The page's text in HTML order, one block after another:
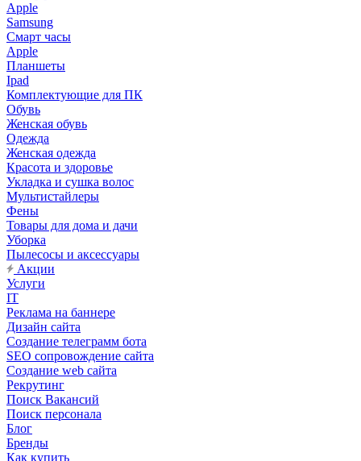
Apple
Samsung
Смарт часы
Apple
Планшеты
Ipad
Комплектующие для ПК
Обувь
Женская обувь
Одежда
Женская одежда
Красота и здоровье
Укладка и сушка волос
Мультистайлеры
Фены
Товары для дома и дачи
Уборка
Пылесосы и аксессуары
Акции
Услуги
IT
Реклама на баннере
Дизайн сайта
Создание телеграмм бота
SEO сопровождение сайта
Создание web сайта
Рекрутинг
Поиск Вакансий
Поиск персонала
Блог
Бренды
Как купить